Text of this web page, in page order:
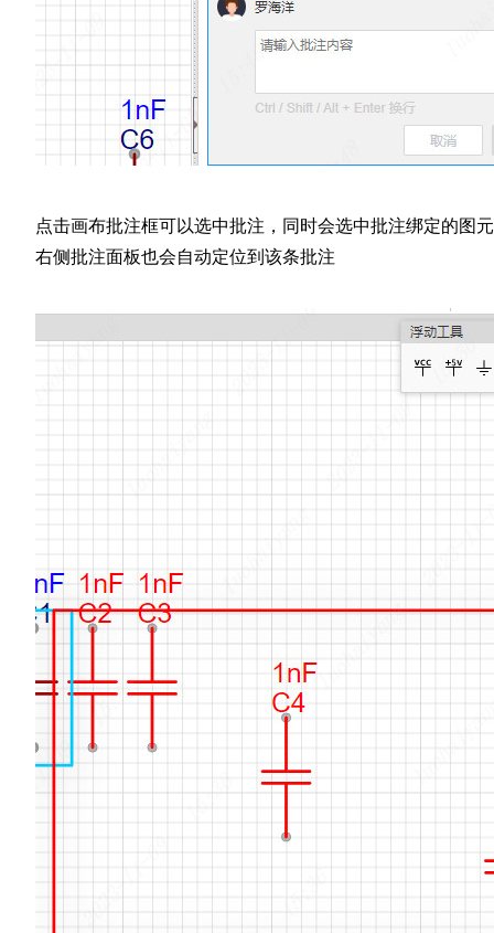
点击画布批注框可以选中批注，同时会选中批注绑定的图
右侧批注面板也会自动定位到该条批注